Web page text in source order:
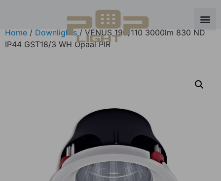
Home / Downlights / VENUS 196/110 3000lm 830 ND
IP44 GST18/3 WH Opaal PIR